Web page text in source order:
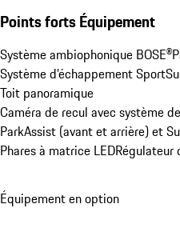
Points forts Équipement
Système ambiophonique BOSE®
Système d’échappement Sport
Toit panoramique
Caméra de recul avec système
ParkAssist (avant et arrière) et
Phares à matrice LED
Équipement en option